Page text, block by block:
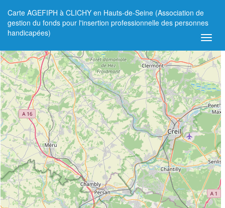
Carte AGEFIPH à CLICHY en Hauts-de-Seine (Association de
gestion du fonds pour l'insertion professionnelle des personnes
handicapées)
+
−